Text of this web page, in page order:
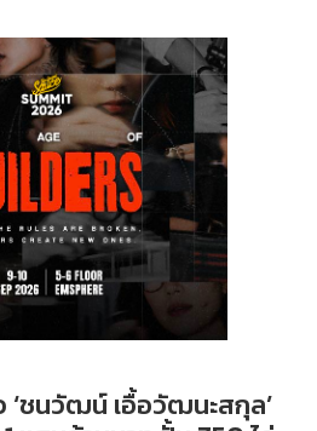
‘ชนวัฒน์ เอื้อวัฒนะสกุล’